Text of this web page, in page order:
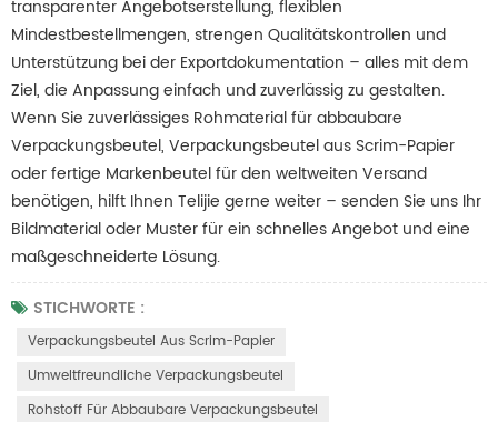
transparenter Angebotserstellung, flexiblen
Mindestbestellmengen, strengen Qualitätskontrollen und
Unterstützung bei der Exportdokumentation – alles mit dem
Ziel, die Anpassung einfach und zuverlässig zu gestalten.
Wenn Sie zuverlässiges Rohmaterial für abbaubare
Verpackungsbeutel, Verpackungsbeutel aus Scrim-Papier
oder fertige Markenbeutel für den weltweiten Versand
benötigen, hilft Ihnen Telijie gerne weiter – senden Sie uns Ihr
Bildmaterial oder Muster für ein schnelles Angebot und eine
maßgeschneiderte Lösung.
STICHWORTE :
Verpackungsbeutel Aus Scrim-Papier
Umweltfreundliche Verpackungsbeutel
Rohstoff Für Abbaubare Verpackungsbeutel